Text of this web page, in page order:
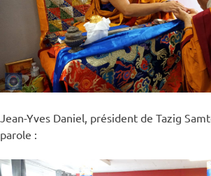
Jean-Yves Daniel, président de Tazig
parole :